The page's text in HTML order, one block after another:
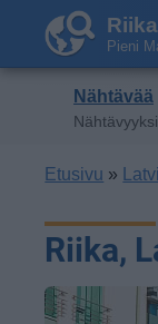
Riika
Pieni
Nähtävää
Etusivu »
Riika,